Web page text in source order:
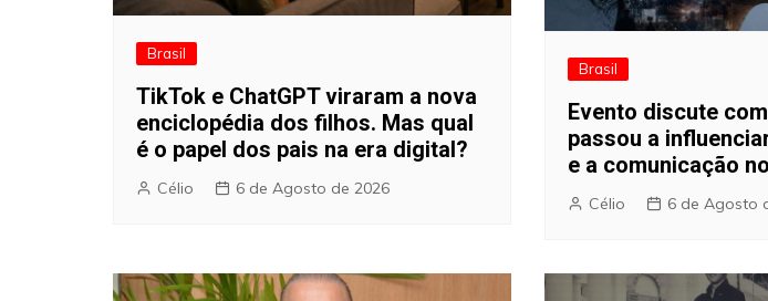
Brasil
TikTok e ChatGPT viraram a nova
enciclopédia dos filhos. Mas qual
é o papel dos pais na era digital?
Célio 6 de Agosto de 2026
Brasil
Evento discute
passou a
e a comunicação
Célio 6 de Agosto